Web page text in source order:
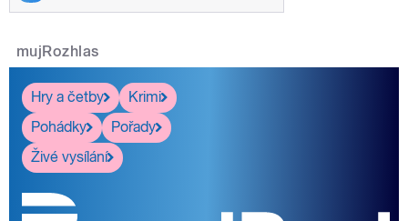
mujRozhlas
Hry a četby
Krimi
Pohádky
Pořady
Živé vysílání